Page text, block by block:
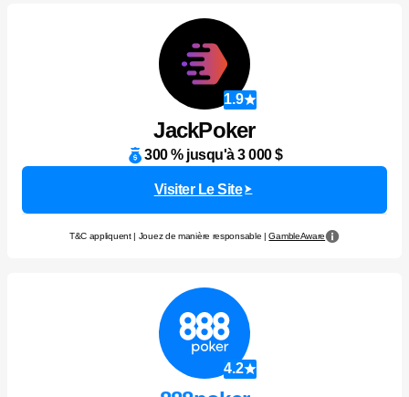
1.9
JackPoker
300 % jusqu'à 3 000 $
Visiter Le Site
T&C appliquent | Jouez de manière responsable |GambleAware
4.2